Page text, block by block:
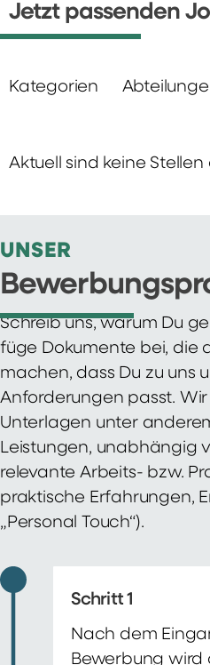
Jetzt passenden
Kategorien
Aktuell sind keine
UNSER
Schreib uns, warum Du
füge Dokumente bei, die
machen, dass Du zu uns
Anforderungen passt.
Unterlagen unter
Leistungen, unabhängig
relevante Arbeits- bzw.
praktische Erfahrungen,
„Personal Touch“).
Schritt 1
Nach dem
Bewerbung wird